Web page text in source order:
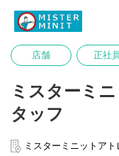
店舗 正社員
ミスターミ
タッフ
ミスターミニットア